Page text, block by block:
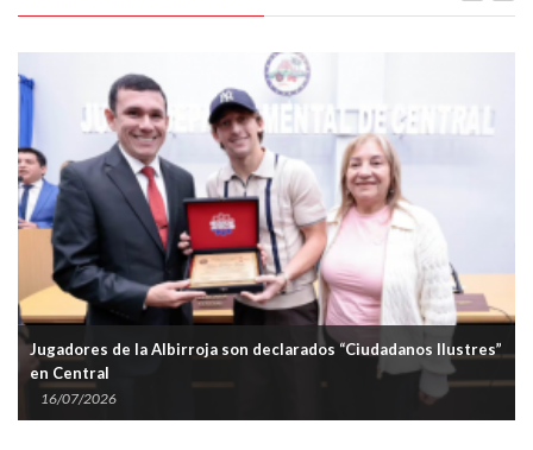
Jugadores de la Albirroja son declarados “Ciudadanos Ilustres”
en Central
16/07/2026